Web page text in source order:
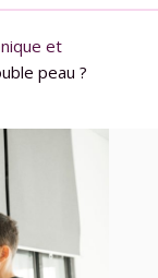
et
peau ?